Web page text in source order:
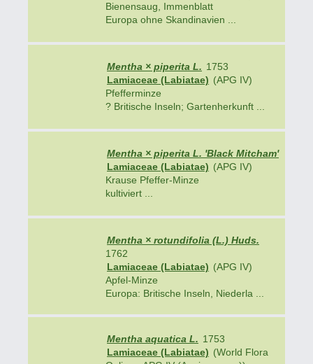
Bienensaug, Immenblatt
Europa ohne Skandinavien ...
Mentha × piperita L. 1753
Lamiaceae (Labiatae) (APG IV)
Pfefferminze
? Britische Inseln; Gartenherkunft ...
Mentha × piperita L. 'Black Mitcham'
Lamiaceae (Labiatae) (APG IV)
Krause Pfeffer-Minze
kultiviert ...
Mentha × rotundifolia (L.) Huds.
1762
Lamiaceae (Labiatae) (APG IV)
Apfel-Minze
Europa: Britische Inseln, Niederla ...
Mentha aquatica L. 1753
Lamiaceae (Labiatae) (World Flora